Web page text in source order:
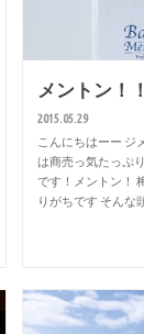
メントン！！
2015.05.29
こんにちはーー ジ
は商売っ気たっぷ
です！メントン！
りがちです そんな